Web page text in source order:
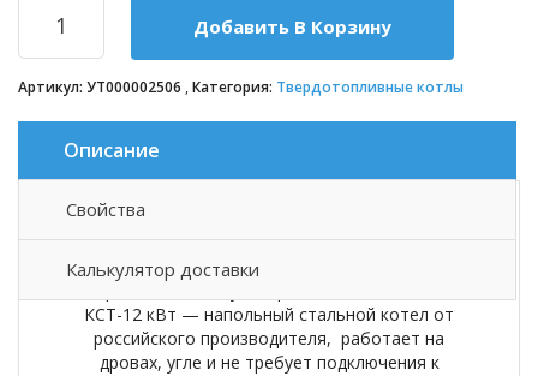
Добавить В Корзину
Артикул: УТ000002506 Категория: Твердотопливные котлы
Описание
Свойства
Калькулятор доставки
Описание товара
КСТ-12 кВт — напольный стальной котел от
российского производителя, работает на
дровах, угле и не требует подключения к